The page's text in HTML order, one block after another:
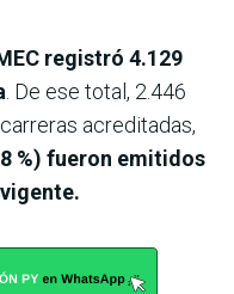
registró 4.129
. De ese total, 2.446
acreditadas,
%) fueron emitidos